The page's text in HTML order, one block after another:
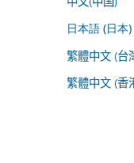
日本語 (日本)
繁體中文 (台
繁體中文 (香